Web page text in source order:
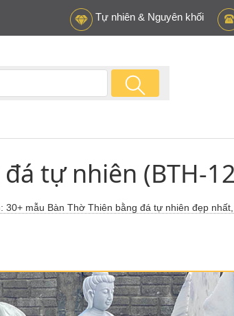
Tự nhiên & Nguyên khối
tự nhiên (BTH-
30+ mẫu Bàn Thờ Thiên bằng đá tự nhiên đẹp